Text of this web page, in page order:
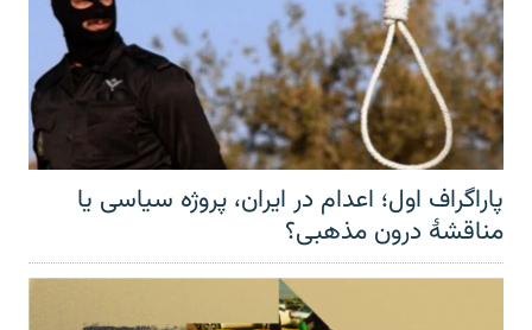
پاراگراف اول؛ اعدام در ایران، پروژه سیاسی یا
مناقشهٔ درون مذهبی؟